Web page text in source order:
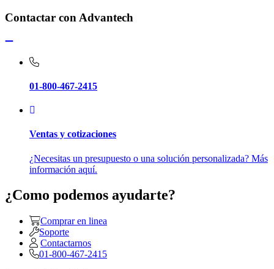
Contactar con Advantech
01-800-467-2415
Ventas y cotizaciones
¿Necesitas un presupuesto o una solución personalizada? Más
información aquí.
¿Como podemos ayudarte?
Comprar en linea
Soporte
Contactarnos
01-800-467-2415